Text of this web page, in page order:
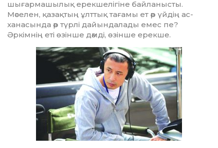
шығармашылық ерек­ше­лі­гіне байланысты.
Мәселен, қазақ­тың ұлттық тағамы ет әр үйдің ас­­
ханасында әр түрлі дайындалады емес пе?
Әркімнің еті өзінше дәм­ді, өзінше ерекше.